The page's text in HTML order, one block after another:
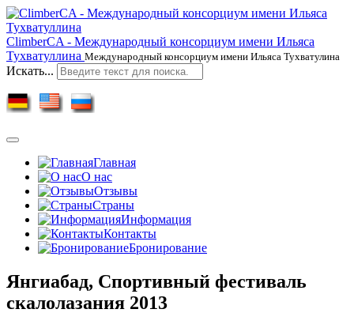
ClimberCA - Международный консорциум имени Ильяса
Тухватуллина Международный консорциум имени Ильяса Тухватулина
Искать...
Главная
О нас
Отзывы
Страны
Информация
Контакты
Бронирование
Янгиабад, Спортивный фестиваль
скалолазания 2013